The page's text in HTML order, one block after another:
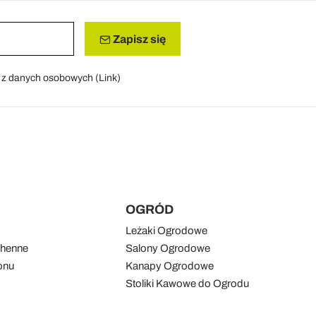
Zapisz się
danych osobowych (Link)
OGRÓD
Leżaki Ogrodowe
Salony Ogrodowe
Kanapy Ogrodowe
Stoliki Kawowe do Ogrodu